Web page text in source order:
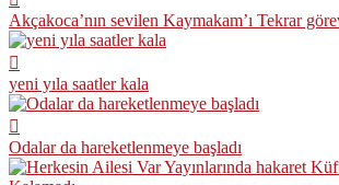
Akçakoca’nın sevilen Kaymakam’ı Tekrar
yeni yıla saatler kala
Odalar da hareketlenmeye başladı